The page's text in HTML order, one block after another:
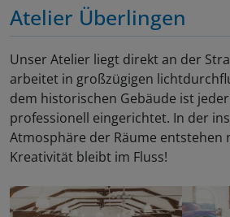
Atelier Überlingen
Unser Atelier liegt direkt an der
arbeitet in großzügigen
dem historischen Gebäude ist
professionell eingerichtet. In der
Atmosphäre der Räume entstehen
Kreativität bleibt im Fluss!